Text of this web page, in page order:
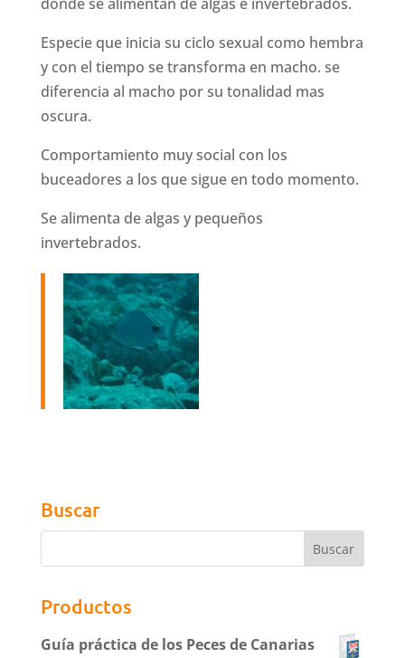
Especie que inicia su ciclo sexual como hembra
y con el tiempo se transforma en macho. se
diferencia al macho por su tonalidad mas
oscura.
Comportamiento muy social con los
buceadores a los que sigue en todo momento.
Se alimenta de algas y pequeños
invertebrados.
Buscar
Productos
Guía práctica de los Peces de Canarias